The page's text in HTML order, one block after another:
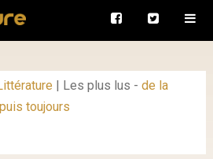
| Les plus lus - de la
toujours